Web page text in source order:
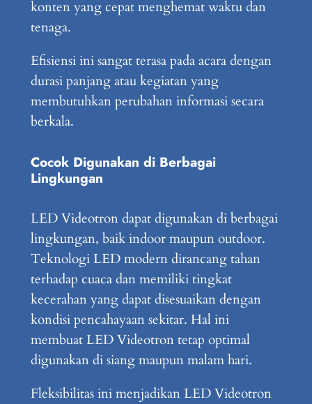
konten yang cepat menghemat waktu dan
tenaga.
Efisiensi ini sangat terasa pada acara dengan
durasi panjang atau kegiatan yang
membutuhkan perubahan informasi secara
berkala.
Cocok Digunakan di Berbagai
Lingkungan
LED Videotron dapat digunakan di berbagai
lingkungan, baik indoor maupun outdoor.
Teknologi LED modern dirancang tahan
terhadap cuaca dan memiliki tingkat
kecerahan yang dapat disesuaikan dengan
kondisi pencahayaan sekitar. Hal ini
membuat LED Videotron tetap optimal
digunakan di siang maupun malam hari.
Fleksibilitas ini menjadikan LED Videotron